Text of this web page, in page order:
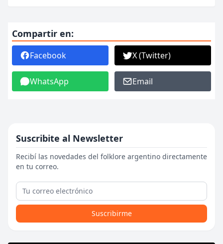
Compartir en:
Facebook X (Twitter)
WhatsApp Email
Suscribite al Newsletter
Recibí las novedades del folklore argentino directamente
en tu correo.
Suscribirme